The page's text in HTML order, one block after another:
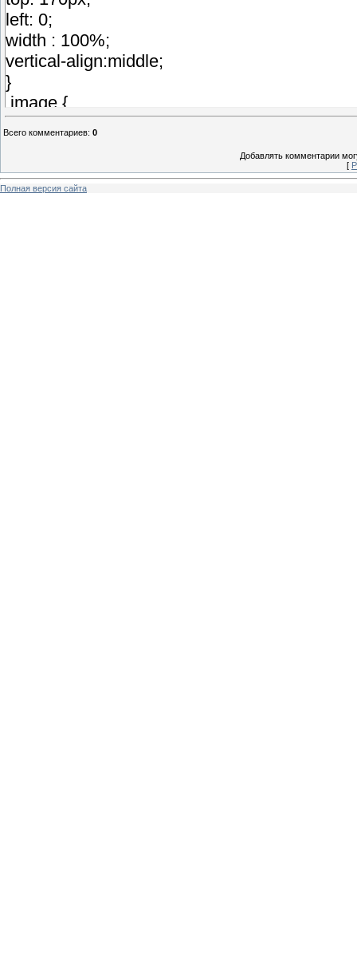
.image {
position: relative;
width : 100%;
}
h2 {
position: absolute;
left: 0;
width : 100%;
left: 0;
width : 100%;
vertical-align:middle;
}
.image {
Всего комментариев: 0
Добавлять комментарии
[
Полная версия сайта